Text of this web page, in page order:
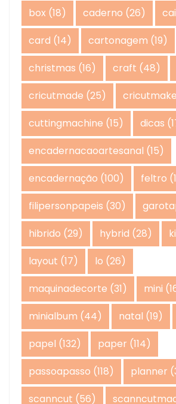
box (18) caderno (26)
card (14) cartonagem (19)
christmas (16) craft (48)
cricutmade (25)
cuttingmachine (15) dicas
encadernacaoartesanal (15)
encadernação (100) feltro
filipersonpapeis (30)
hibrido (29) hybrid (28)
layout (17) lo (26)
maquinadecorte (31) mini
minialbum (44) natal (19)
papel (132) paper (114)
passoapasso (118) planner
scanncut (56)